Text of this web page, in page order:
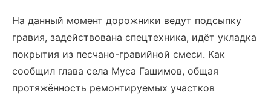
На данный момент дорожники ведут подсыпку
гравия, задействована спецтехника, идёт укладка
покрытия из песчано-гравийной смеси. Как
сообщил глава села Муса Гашимов, общая
протяжённость ремонтируемых участков